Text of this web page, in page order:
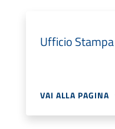
Ufficio Stampa
VAI ALLA PAGINA